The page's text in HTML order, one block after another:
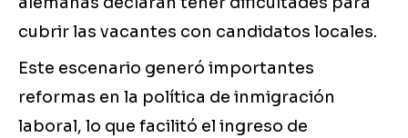
cubrir las vacantes con candidatos locales.
Este escenario generó importantes
reformas en la política de inmigración
laboral, lo que facilitó el ingreso de